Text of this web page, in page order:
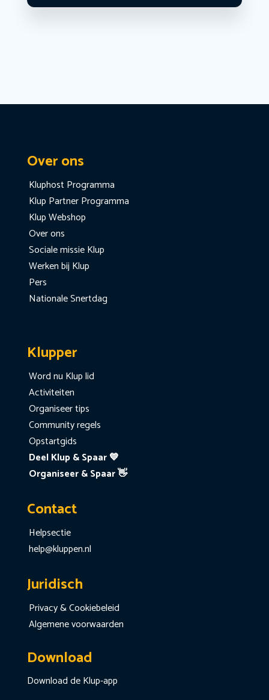
Over ons
Kluphost Programma
Klup Partner Programma
Klup Webshop
Over ons
Sociale missie Klup
Werken bij Klup
Pers
Nationale Snertdag
Klupper
Word nu Klup lid
Activiteiten
Organiseer tips
Community regels
Opstartgids
Deel Klup & Spaar 💙
Organiseer & Spaar 👋
Contact
Helpsectie
help@kluppen.nl
Juridisch
Privacy & Cookiebeleid
Algemene voorwaarden
Download
Download de Klup-app